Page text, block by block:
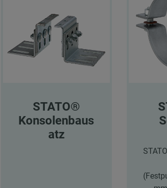
STATO®
Konsolenbaus
atz